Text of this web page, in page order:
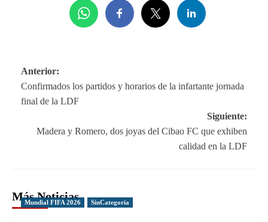
Navegación
de
Anterior:
Confirmados los partidos y horarios de la infartante jornada
final de la LDF
Siguiente:
Madera y Romero, dos joyas del Cibao FC que exhiben
calidad en la LDF
Más Noticias
Mundial FIFA 2026 SinCategoria